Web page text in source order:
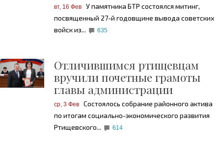
вт, 16 Фев
У памятника БТР состоялся митинг,
посвященный 27-й годовщине вывода советских
войск из...
635
Отличившимся ртищевцам
вручили почетные грамоты
главы администрации
ср, 3 Фев
Состоялось собрание районного актива
по итогам социально-экономического развития
Ртищевского...
614